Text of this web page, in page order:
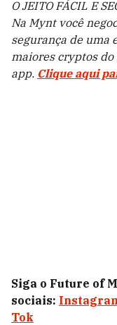
O JEITO FÁCIL E
Na Mynt você
segurança de uma
maiores cryptos
app. Clique aqui
Siga o Future of
sociais:
Tok